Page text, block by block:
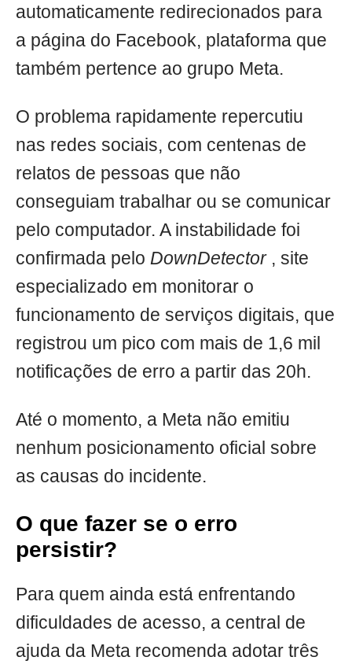
automaticamente redirecionados para
a página do Facebook, plataforma que
também pertence ao grupo Meta.
O problema rapidamente repercutiu
nas redes sociais, com centenas de
relatos de pessoas que não
conseguiam trabalhar ou se comunicar
pelo computador. A instabilidade foi
confirmada pelo DownDetector , site
especializado em monitorar o
funcionamento de serviços digitais, que
registrou um pico com mais de 1,6 mil
notificações de erro a partir das 20h.
Até o momento, a Meta não emitiu
nenhum posicionamento oficial sobre
as causas do incidente.
O que fazer se o erro
persistir?
Para quem ainda está enfrentando
dificuldades de acesso, a central de
ajuda da Meta recomenda adotar três